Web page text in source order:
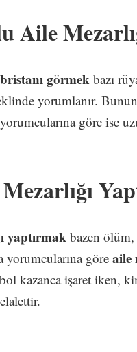
Aile
görmekbazı
yorumlanır.
göre ise
yaptırmakbazen ölüm,
göre aile
kazanca işaret iken,